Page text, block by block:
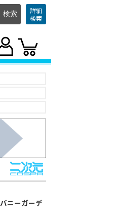
詳細
検索
ニーガーデ